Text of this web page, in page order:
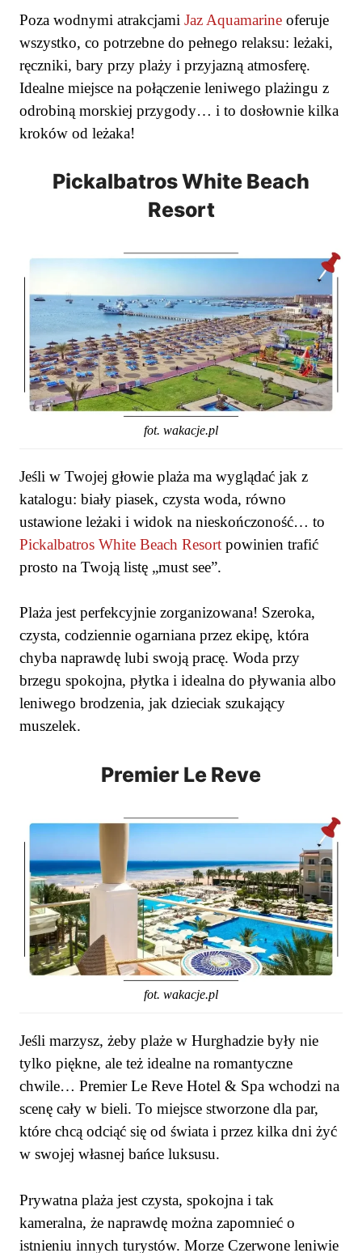
Poza wodnymi atrakcjami Jaz Aquamarine oferuje
wszystko, co potrzebne do pełnego relaksu: leżaki,
ręczniki, bary przy plaży i przyjazną atmosferę.
Idealne miejsce na połączenie leniwego plażingu z
odrobiną morskiej przygody… i to dosłownie kilka
kroków od leżaka!
Pickalbatros White Beach
Resort
fot. wakacje.pl
Jeśli w Twojej głowie plaża ma wyglądać jak z
katalogu: biały piasek, czysta woda, równo
ustawione leżaki i widok na nieskończoność… to
Pickalbatros White Beach Resort powinien trafić
prosto na Twoją listę „must see”.
Plaża jest perfekcyjnie zorganizowana! Szeroka,
czysta, codziennie ogarniana przez ekipę, która
chyba naprawdę lubi swoją pracę. Woda przy
brzegu spokojna, płytka i idealna do pływania albo
leniwego brodzenia, jak dzieciak szukający
muszelek.
Premier Le Reve
fot. wakacje.pl
Jeśli marzysz, żeby plaże w Hurghadzie były nie
tylko piękne, ale też idealne na romantyczne
chwile… Premier Le Reve Hotel & Spa wchodzi na
scenę cały w bieli. To miejsce stworzone dla par,
które chcą odciąć się od świata i przez kilka dni żyć
w swojej własnej bańce luksusu.
Prywatna plaża jest czysta, spokojna i tak
kameralna, że naprawdę można zapomnieć o
istnieniu innych turystów. Morze Czerwone leniwie